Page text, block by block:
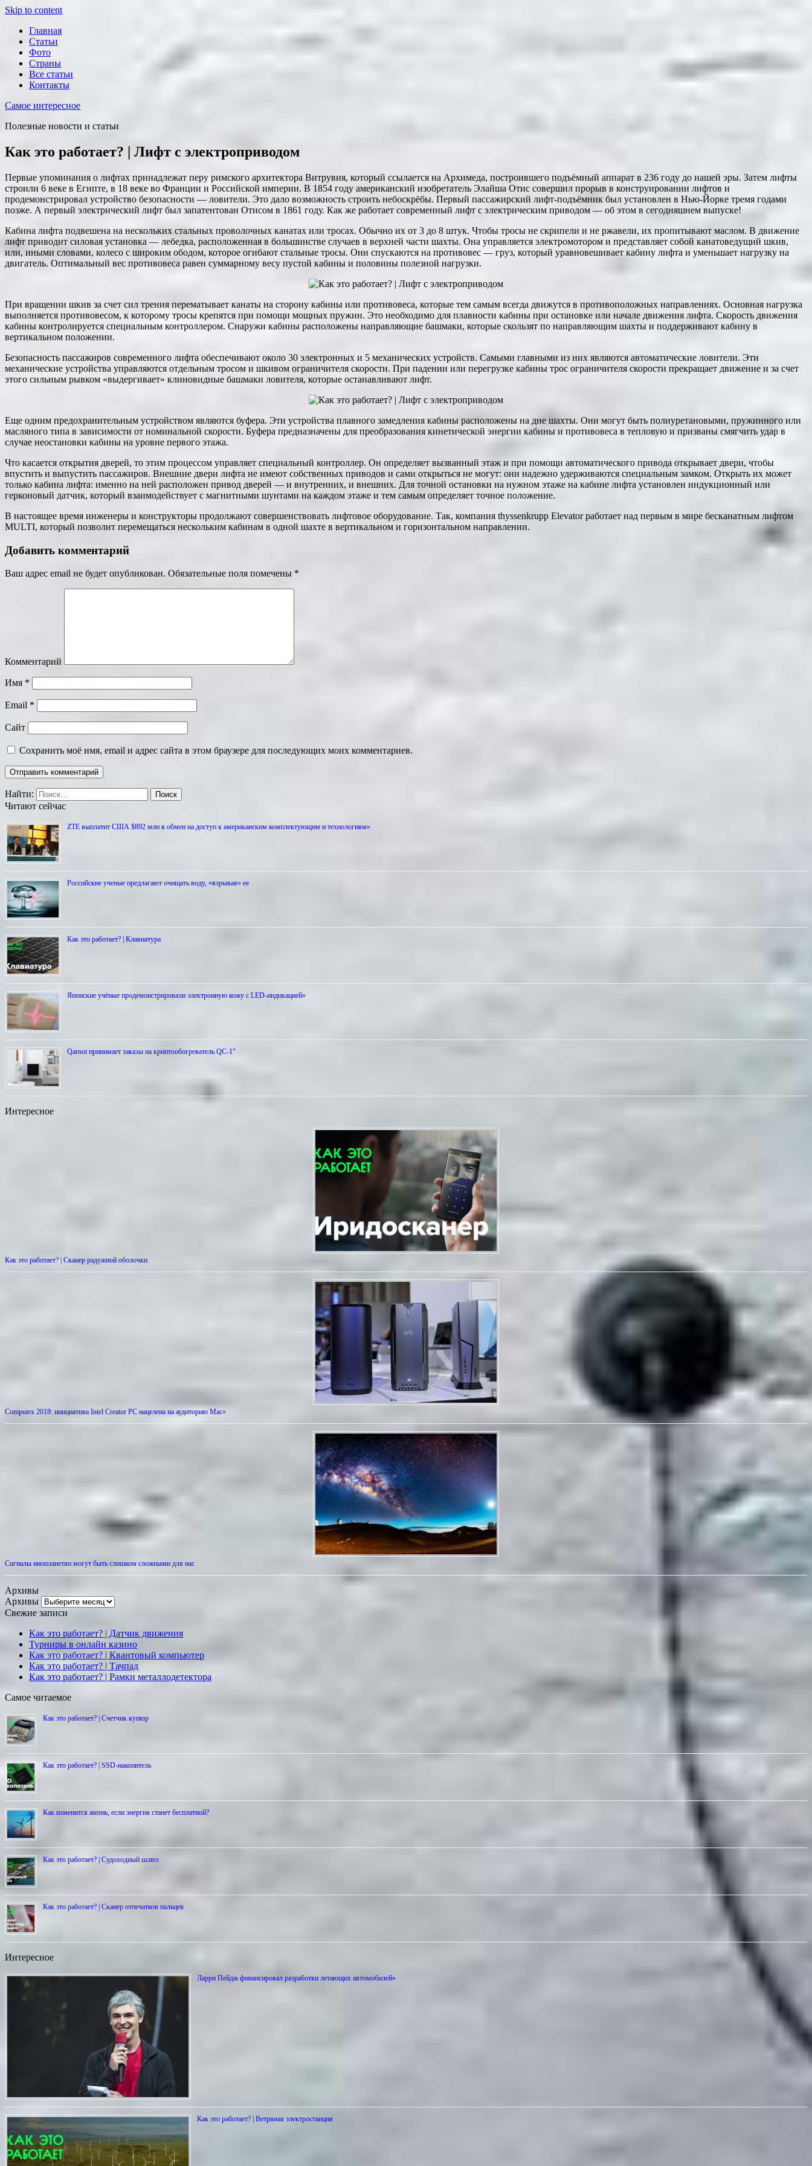
Skip to content
Главная
Статьи
Фото
Страны
Все статьи
Контакты
Самое интересное
Полезные новости и статьи
Как это работает? | Лифт с электроприводом
Первые упоминания о лифтах принадлежат перу римского архитектора Витрувия, который ссылается на Архимеда, построившего подъёмный аппарат в 236 году до нашей эры. Затем лифты
строили 6 веке в Египте, в 18 веке во Франции и Российской империи. В 1854 году американский изобретатель Элайша Отис совершил прорыв в конструировании лифтов и
продемонстрировал устройство безопасности — ловители. Это дало возможность строить небоскрёбы. Первый пассажирский лифт-подъёмник был установлен в Нью-Йорке тремя годами
позже. А первый электрический лифт был запатентован Отисом в 1861 году. Как же работает современный лифт с электрическим приводом — об этом в сегодняшнем выпуске!
Кабина лифта подвешена на нескольких стальных проволочных канатах или тросах. Обычно их от 3 до 8 штук. Чтобы тросы не скрипели и не ржавели, их пропитывают маслом. В движение
лифт приводит силовая установка — лебедка, расположенная в большинстве случаев в верхней части шахты. Она управляется электромотором и представляет собой канатоведущий шкив,
или, иными словами, колесо с широким ободом, которое огибают стальные тросы. Они спускаются на противовес — груз, который уравновешивает кабину лифта и уменьшает нагрузку на
двигатель. Оптимальный вес противовеса равен суммарному весу пустой кабины и половины полезной нагрузки.
При вращении шкив за счет сил трения перематывает канаты на сторону кабины или противовеса, которые тем самым всегда движутся в противоположных направлениях. Основная нагрузка
выполняется противовесом, к которому тросы крепятся при помощи мощных пружин. Это необходимо для плавности кабины при остановке или начале движения лифта. Скорость движения
кабины контролируется специальным контроллером. Снаружи кабины расположены направляющие башмаки, которые скользят по направляющим шахты и поддерживают кабину в
вертикальном положении.
Безопасность пассажиров современного лифта обеспечивают около 30 электронных и 5 механических устройств. Самыми главными из них являются автоматические ловители. Эти
механические устройства управляются отдельным тросом и шкивом ограничителя скорости. При падении или перегрузке кабины трос ограничителя скорости прекращает движение и за счет
этого сильным рывком «выдергивает» клиновидные башмаки ловителя, которые останавливают лифт.
Еще одним предохранительным устройством являются буфера. Эти устройства плавного замедления кабины расположены на дне шахты. Они могут быть полиуретановыми, пружинного или
масляного типа в зависимости от номинальной скорости. Буфера предназначены для преобразования кинетической энергии кабины и противовеса в тепловую и призваны смягчить удар в
случае неостановки кабины на уровне первого этажа.
Что касается открытия дверей, то этим процессом управляет специальный контроллер. Он определяет вызванный этаж и при помощи автоматического привода открывает двери, чтобы
впустить и выпустить пассажиров. Внешние двери лифта не имеют собственных приводов и сами открыться не могут: они надежно удерживаются специальным замком. Открыть их может
только кабина лифта: именно на ней расположен привод дверей — и внутренних, и внешних. Для точной остановки на нужном этаже на кабине лифта установлен индукционный или
герконовый датчик, который взаимодействует с магнитными шунтами на каждом этаже и тем самым определяет точное положение.
В настоящее время инженеры и конструкторы продолжают совершенствовать лифтовое оборудование. Так, компания thyssenkrupp Elevator работает над первым в мире бесканатным лифтом
MULTI, который позволит перемещаться нескольким кабинам в одной шахте в вертикальном и горизонтальном направлении.
Добавить комментарий
Ваш адрес email не будет опубликован. Обязательные поля помечены *
Комментарий
Имя *
Email *
Сайт
Сохранить моё имя, email и адрес сайта в этом браузере для последующих моих комментариев.
Найти:
Читают сейчас
ZTE выплатит США $892 млн в обмен на доступ к американским комплектующим и технологиям»
Российские ученые предлагают очищать воду, «взрывая» ее
Как это работает? | Клавиатура
Японские учёные продемонстрировали электронную кожу с LED-индикацией»
Qarnot принимает заказы на криптообогреватель QC-1″
Интересное
Как это работает? | Сканер радужной оболочки
Computex 2018: инициатива Intel Creator PC нацелена на аудиторию Mac»
Сигналы инопланетян могут быть слишком сложными для нас
Архивы
Архивы
Свежие записи
Как это работает? | Датчик движения
Турниры в онлайн казино
Как это работает? | Квантовый компьютер
Как это работает? | Тачпад
Как это работает? | Рамки металлодетектора
Самое читаемое
Как это работает? | Счетчик купюр
Как это работает? | SSD-накопитель
Как изменится жизнь, если энергия станет бесплатной?
Как это работает? | Cудоходный шлюз
Как это работает? | Сканер отпечатков пальцев
Интересное
Ларри Пейдж финансировал разработки летающих автомобилей»
Как это работает? | Ветряная электростанция